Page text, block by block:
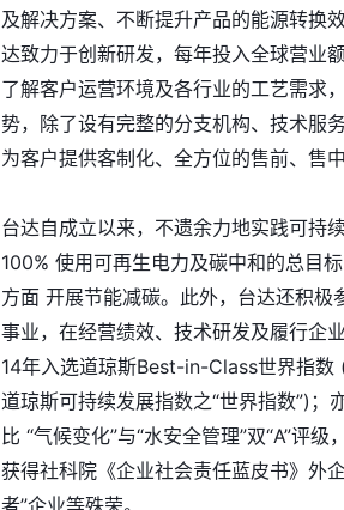
及解决方案、不断提升产品的能源转换
达致力于创新研发，每年投入全球营业
了解客户运营环境及各行业的工艺需求
势，除了设有完整的分支机构、技术服
为客户提供客制化、全方位的售前、售
台达自成立以来，不遗余力地实践可持
100% 使用可再生电力及碳中和的总目
方面 开展节能减碳。此外，台达还积
事业，在经营绩效、技术研发及履行企
14年入选道琼斯Best-in-Class世界指
道琼斯可持续发展指数之“世界指数”)
比 “气候变化”与“水安全管理”双“A”评
获得社科院《企业社会责任蓝皮书》外
者”企业等殊荣。